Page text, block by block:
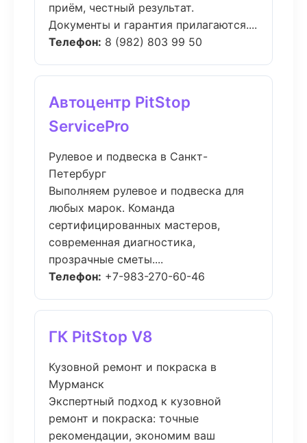
приём, честный результат.
Документы и гарантия прилагаются....
Телефон: 8 (982) 803 99 50
Автоцентр PitStop
ServicePro
Рулевое и подвеска в Санкт-
Петербург
Выполняем рулевое и подвеска для
любых марок. Команда
сертифицированных мастеров,
современная диагностика,
прозрачные сметы....
Телефон: +7-983-270-60-46
ГК PitStop V8
Кузовной ремонт и покраска в
Мурманск
Экспертный подход к кузовной
ремонт и покраска: точные
рекомендации, экономим ваш